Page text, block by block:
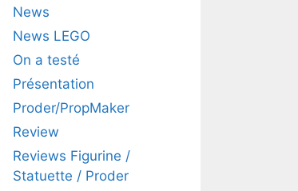
News
News LEGO
On a testé
Présentation
Proder/PropMaker
Review
Reviews Figurine /
Statuette / Proder